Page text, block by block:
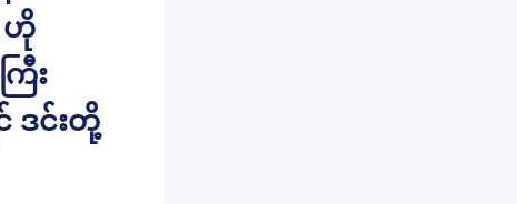
ဟို
း
ဒင်းတို့